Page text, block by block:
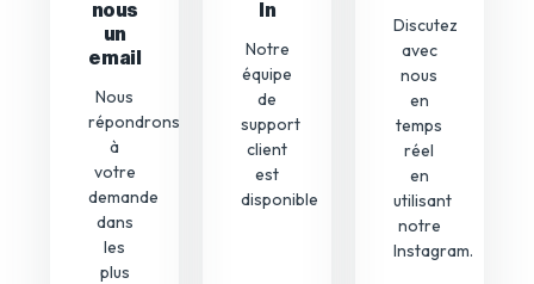
nous
un
email
Nous
répondrons
à
votre
demande
dans
les
plus
In
Notre
équipe
de
support
client
est
disponible
Discutez
avec
nous
en
temps
réel
en
utilisant
notre
Instagram.